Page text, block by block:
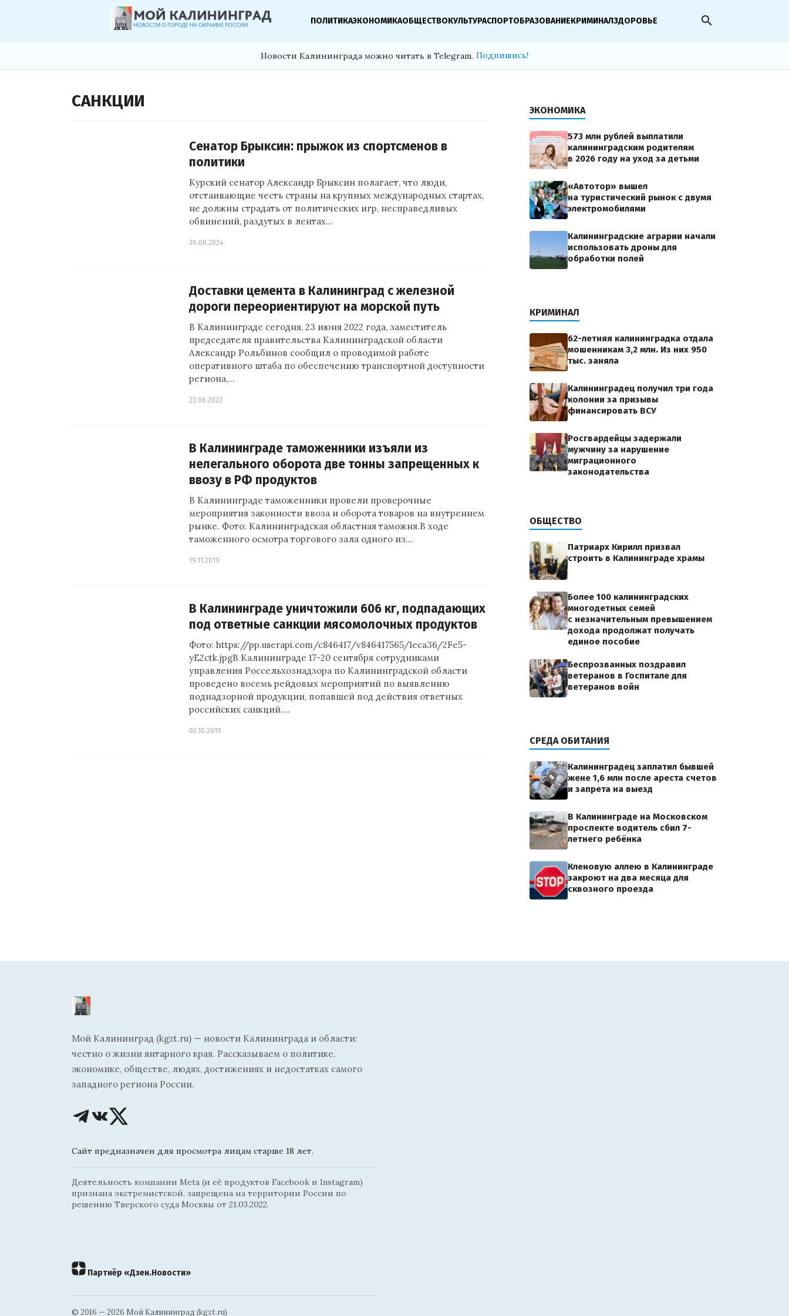
ПОЛИТИКАЭКОНОМИКАОБЩЕСТВОКУЛЬТУРАСПОРТОБРАЗОВАНИЕКРИМИНАЛЗДОРОВЬЕ search
Новости Калининграда можно читать в Telegram. Подпишись!
САНКЦИИ
Сенатор Брыксин: прыжок из спортсменов в
политики
Курский сенатор Александр Брыксин полагает, что люди,
отстаивающие честь страны на крупных международных стартах,
не должны страдать от политических игр, несправедливых
обвинений, раздутых в лентах…
30.08.2024
Доставки цемента в Калининград с железной
дороги переориентируют на морской путь
В Калининграде сегодня, 23 июня 2022 года, заместитель
председателя правительства Калининградской области
Александр Рольбинов сообщил о проводимой работе
оперативного штаба по обеспечению транспортной доступности
региона,…
23.06.2022
В Калининграде таможенники изъяли из
нелегального оборота две тонны запрещенных к
ввозу в РФ продуктов
В Калининграде таможенники провели проверочные
мероприятия законности ввоза и оборота товаров на внутреннем
рынке. Фото: Калининградская областная таможня.В ходе
таможенного осмотра торгового зала одного из…
19.11.2019
В Калининграде уничтожили 606 кг, подпадающих
под ответные санкции мясомолочных продуктов
Фото: https://pp.userapi.com/c846417/v846417565/1eca36/2Fe5-
yE2ctk.jpgВ Калининграде 17-20 сентября сотрудниками
управления Россельхознадзора по Калининградской области
проведено восемь рейдовых мероприятий по выявлению
поднадзорной продукции, попавшей под действия ответных
российских санкций.…
02.10.2019
ЭКОНОМИКА
573 млн рублей выплатили
калининградским родителям
в 2026 году на уход за детьми
«Автотор» вышел
на туристический рынок с двумя
электромобилями
Калининградские аграрии начали
использовать дроны для
обработки полей
КРИМИНАЛ
62-летняя калининградка отдала
мошенникам 3,2 млн. Из них 950
тыс. заняла
Калининградец получил три года
колонии за призывы
финансировать ВСУ
Росгвардейцы задержали
мужчину за нарушение
миграционного
законодательства
ОБЩЕСТВО
Патриарх Кирилл призвал
строить в Калининграде храмы
Более 100 калининградских
многодетных семей
с незначительным превышением
дохода продолжат получать
единое пособие
Беспрозванных поздравил
ветеранов в Госпитале для
ветеранов войн
СРЕДА ОБИТАНИЯ
Калининградец заплатил бывшей
жене 1,6 млн после ареста счетов
и запрета на выезд
В Калининграде на Московском
проспекте водитель сбил 7-
летнего ребёнка
Кленовую аллею в Калининграде
закроют на два месяца для
сквозного проезда
Мой Калининград (kgzt.ru) — новости Калининграда и области:
честно о жизни янтарного края. Рассказываем о политике,
экономике, обществе, людях, достижениях и недостатках самого
западного региона России.
Сайт предназначен для просмотра лицам старше 18 лет.
Деятельность компании Meta (и её продуктов Facebook и Instagram)
признана экстремистской, запрещена на территории России по
решению Тверского суда Москвы от 21.03.2022.
Партнёр «Дзен.Новости»
© 2016 — 2026 Мой Калининград (kgzt.ru)